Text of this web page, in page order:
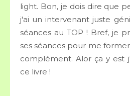
light. Bon, je dois dire que
j'ai un intervenant juste
séances au TOP ! Bref, je
ses séances pour me
complément. Alor ça y est
ce livre !